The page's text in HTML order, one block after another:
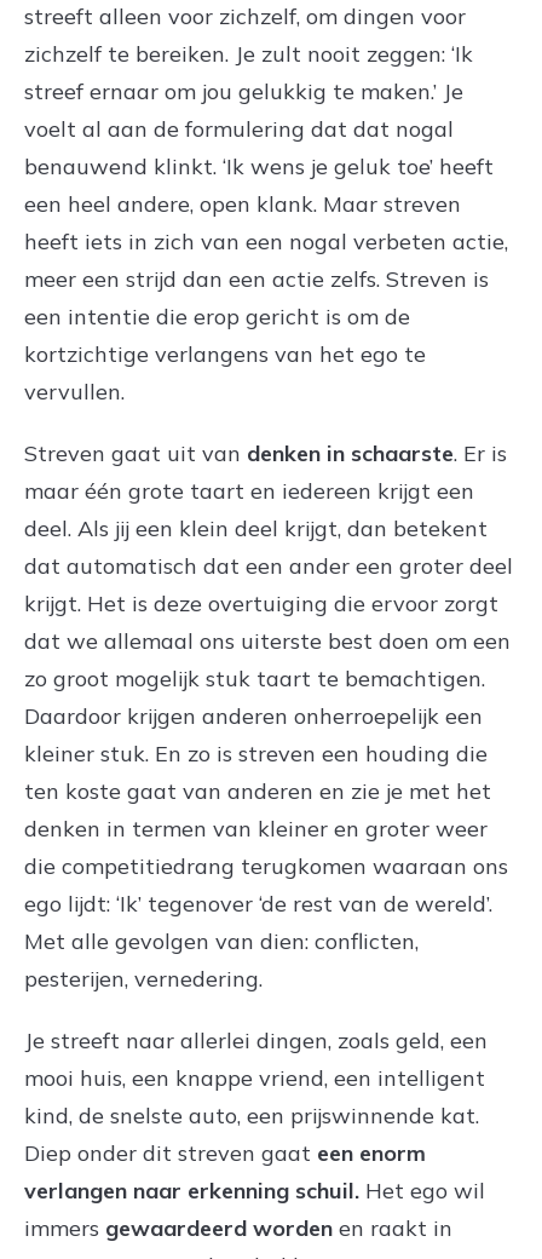
streeft alleen voor zichzelf, om dingen voor
zichzelf te bereiken. Je zult nooit zeggen: ‘Ik
streef ernaar om jou gelukkig te maken.’ Je
voelt al aan de formulering dat dat nogal
benauwend klinkt. ‘Ik wens je geluk toe’ heeft
een heel andere, open klank. Maar streven
heeft iets in zich van een nogal verbeten actie,
meer een strijd dan een actie zelfs. Streven is
een intentie die erop gericht is om de
kortzichtige verlangens van het ego te
vervullen.
Streven gaat uit van denken in schaarste. Er is
maar één grote taart en iedereen krijgt een
deel. Als jij een klein deel krijgt, dan betekent
dat automatisch dat een ander een groter deel
krijgt. Het is deze overtuiging die ervoor zorgt
dat we allemaal ons uiterste best doen om een
zo groot mogelijk stuk taart te bemachtigen.
Daardoor krijgen anderen onherroepelijk een
kleiner stuk. En zo is streven een houding die
ten koste gaat van anderen en zie je met het
denken in termen van kleiner en groter weer
die competitiedrang terugkomen waaraan ons
ego lijdt: ‘Ik’ tegenover ‘de rest van de wereld’.
Met alle gevolgen van dien: conflicten,
pesterijen, vernedering.
Je streeft naar allerlei dingen, zoals geld, een
mooi huis, een knappe vriend, een intelligent
kind, de snelste auto, een prijswinnende kat.
Diep onder dit streven gaat een enorm
verlangen naar erkenning schuil. Het ego wil
immers gewaardeerd worden en raakt in